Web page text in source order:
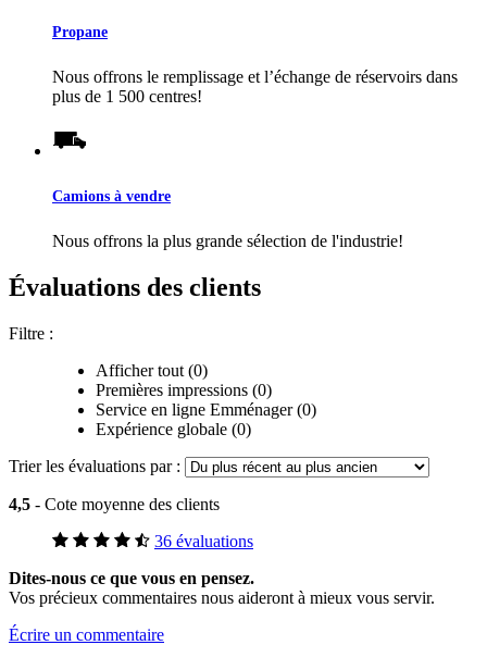
Propane
Nous offrons le remplissage et l’échange de réservoirs dans
plus de 1 500 centres!
Camions à vendre
Nous offrons la plus grande sélection de l'industrie!
Évaluations des clients
Filtre :
Afficher tout (0)
Premières impressions (0)
Service en ligne Emménager (0)
Expérience globale (0)
Trier les évaluations par :
4,5 - Cote moyenne des clients
36 évaluations
Dites-nous ce que vous en pensez.
Vos précieux commentaires nous aideront à mieux vous servir.
Écrire un commentaire